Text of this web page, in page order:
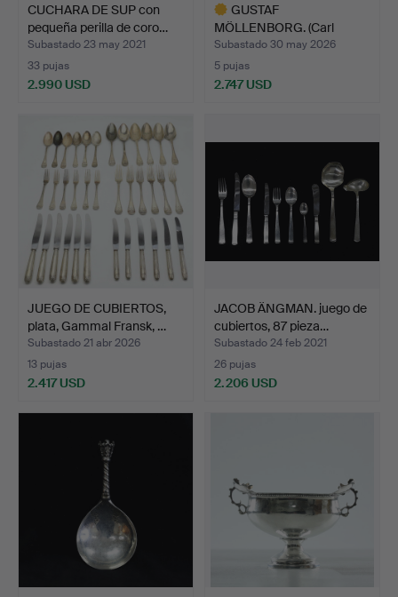
CUCHARA DE SUP con
pequeña perilla de coro…
Subastado 23 may 2021
33 pujas
2.990 USD
GUSTAF
MÖLLENBORG. (Carl
Teodor Feron), te…
Subastado 30 may 2026
5 pujas
2.747 USD
JUEGO DE CUBIERTOS,
plata, Gammal Fransk, …
Subastado 21 abr 2026
13 pujas
2.417 USD
JACOB ÄNGMAN. juego de
cubiertos, 87 pieza…
Subastado 24 feb 2021
26 pujas
2.206 USD